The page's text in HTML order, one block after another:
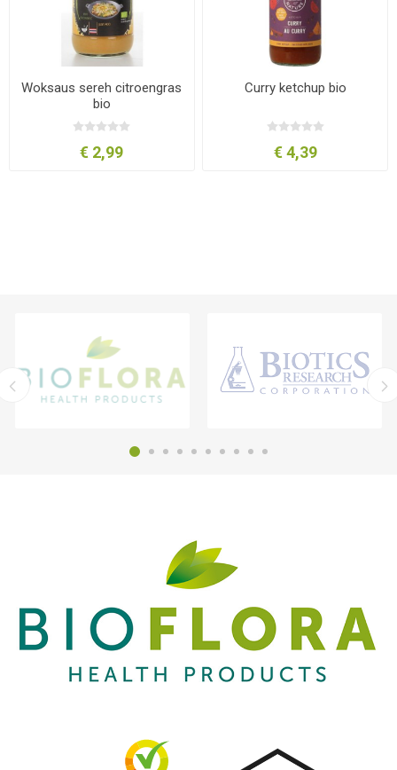
Woksaus sereh citroengras
bio
€ 2,99
Curry ketchup bio
€ 4,39